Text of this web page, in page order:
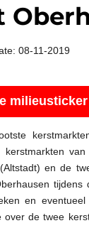
08-11-2019
en de
en
de twee